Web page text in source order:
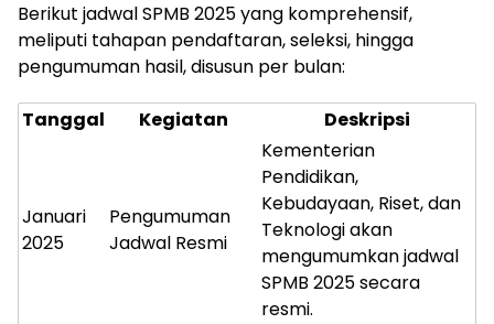
Berikut jadwal SPMB 2025 yang komprehensif,
meliputi tahapan pendaftaran, seleksi, hingga
pengumuman hasil, disusun per bulan:
Tanggal Kegiatan Deskripsi
Januari
2025
Pengumuman
Jadwal Resmi
Kementerian
Pendidikan,
Kebudayaan, Riset, dan
Teknologi akan
mengumumkan jadwal
SPMB 2025 secara
resmi.